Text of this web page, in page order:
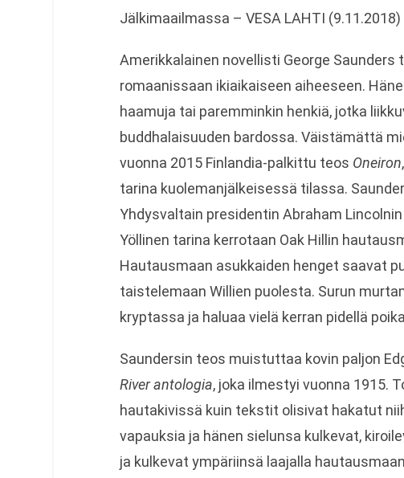
Jälkimaailmassa – VESA LAHTI (9.11.2018)
Amerikkalainen novellisti George
romaanissaan ikiaikaiseen aiheeseen.
haamuja tai paremminkin henkiä, jotka
buddhalaisuuden bardossa. Väistämättä
vuonna 2015 Finlandia-palkittu teos Oneiron
tarina kuolemanjälkeisessä tilassa.
Yhdysvaltain presidentin Abraham
Yöllinen tarina kerrotaan Oak Hillin
Hautausmaan asukkaiden henget saavat
taistelemaan Willien puolesta. Surun
kryptassa ja haluaa vielä kerran pidellä
Saundersin teos muistuttaa kovin paljon
River antologia, joka ilmestyi vuonna 1915.
hautakivissä kuin tekstit olisivat hakatut
vapauksia ja hänen sielunsa kulkevat,
ja kulkevat ympäriinsä laajalla